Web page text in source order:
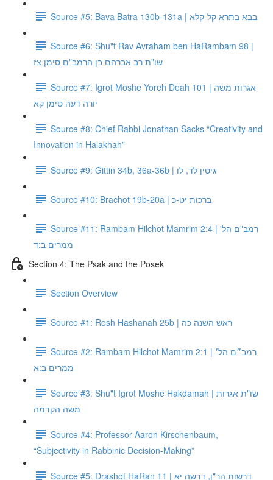
Source #5: Bava Batra 130b-131a | בבא בתרא קל-קלא
Source #6: Shu"t Rav Avraham ben HaRambam 98 |
שו"ת רב אברהם בן הרמב"ם סימן צז
Source #7: Igrot Moshe Yoreh Deah 101 | אגרות משה
יורה דעה סימן קא
Source #8: Chief Rabbi Jonathan Sacks “Creativity and
Innovation in Halakhah”
Source #9: Gittin 34b, 36a-36b | גיטין לד, לו
Source #10: Brachot 19b-20a | ברכות יט-כ
Source #11: Rambam Hilchot Mamrim 2:4 | רמב"ם הל'
ממרים ב:ד
Section 4: The Psak and the Posek
Section Overview
Source #1: Rosh Hashanah 25b | ראש השנה כה
Source #2: Rambam Hilchot Mamrim 2:1 | רמב״ם הל׳
ממרים ב:א
Source #3: Shu"t Igrot Moshe Hakdamah | שו"ת אגרות
משה הקדמה
Source #4: Professor Aaron Kirschenbaum,
“Subjectivity in Rabbinic Decision-Making”
Source #5: Drashot HaRan 11 | דרשות הר"ן, דרשה יא